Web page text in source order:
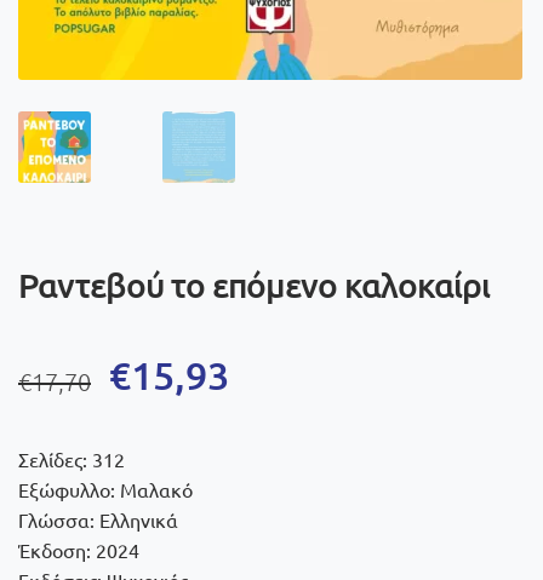
Ραντεβού το επόμενο καλοκαίρι
€17,70
Original
was:
€17,70.
€15,93
τιμή
είναι:
€15,93.
Σελίδες: 312
Εξώφυλλο: Μαλακό
Γλώσσα: Ελληνικά
Έκδοση: 2024